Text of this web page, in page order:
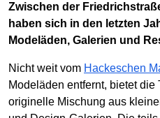
Zwischen der
haben sich in den letzten
Modeläden, Galerien und
Nicht weit vom Hackeschen
Modeläden entfernt, bietet
originelle Mischung aus